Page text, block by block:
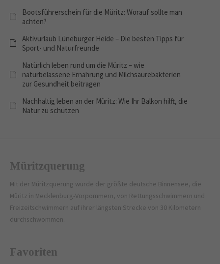
Bootsführerschein für die Müritz: Worauf sollte man
achten?
Aktivurlaub Lüneburger Heide – Die besten Tipps für
Sport- und Naturfreunde
Natürlich leben rund um die Müritz – wie
naturbelassene Ernährung und Milchsäurebakterien
zur Gesundheit beitragen
Nachhaltig leben an der Müritz: Wie Ihr Balkon hilft, die
Natur zu schützen
Müritzquerung
Mit der Müritzquerung wurde der größte deutsche Binnensee, die
Müritz in Mecklenburg-Vorpommern, von Rettungsschwimmern und
Freizeitschwimmern auf ihrer längsten Strecke von 30 Kilometern
durchschwommen.
Favoriten